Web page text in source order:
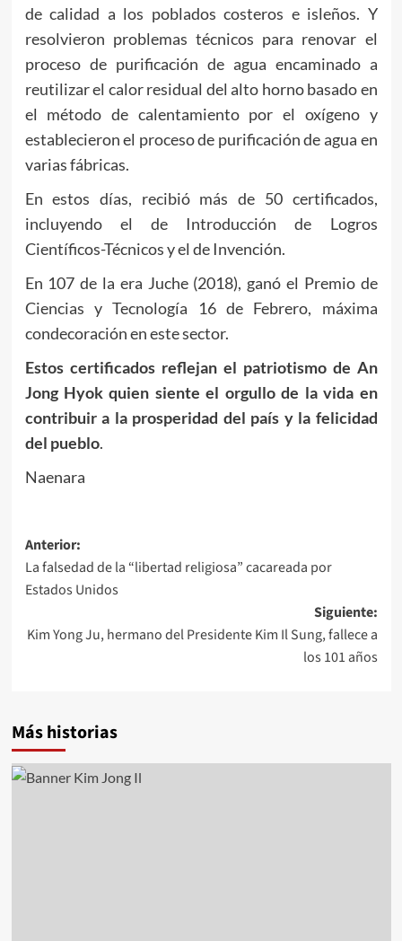
de calidad a los poblados costeros e isleños. Y
resolvieron problemas técnicos para renovar el
proceso de purificación de agua encaminado a
reutilizar el calor residual del alto horno basado en
el método de calentamiento por el oxígeno y
establecieron el proceso de purificación de agua en
varias fábricas.
En estos días, recibió más de 50 certificados,
incluyendo el de Introducción de Logros
Científicos-Técnicos y el de Invención.
En 107 de la era Juche (2018), ganó el Premio de
Ciencias y Tecnología 16 de Febrero, máxima
condecoración en este sector.
Estos certificados reflejan el patriotismo de An
Jong Hyok quien siente el orgullo de la vida en
contribuir a la prosperidad del país y la felicidad
del pueblo.
Naenara
Navegación
de
entradas
Anterior:
La falsedad de la “libertad religiosa” cacareada por
Estados Unidos
Siguiente:
Kim Yong Ju, hermano del Presidente Kim Il Sung, fallece a
los 101 años
Más historias